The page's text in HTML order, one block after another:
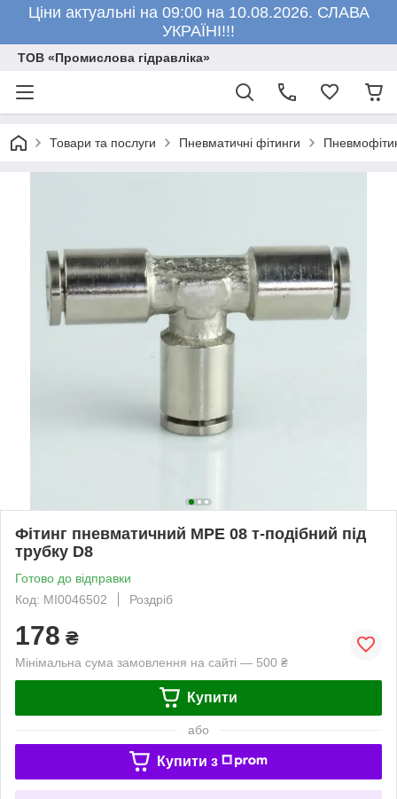
Ціни актуальні на 09:00 на 10.08.2026. СЛАВА
УКРАЇНІ!!!
ТОВ «Промислова гідравліка»
Товари та послуги Пневматичні фітинги
Фітинг пневматичний MPE 08 т-подібний під
трубку D8
Готово до відправки
Код: MI0046502
Роздріб
178 ₴
Мінімальна сума замовлення на сайті — 500 ₴
Купити
або
Купити з